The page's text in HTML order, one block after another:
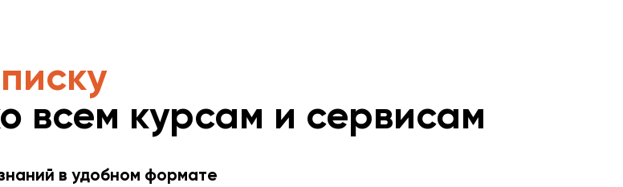
свой первый оффер?
всем курсам и сервисам
в удобном формате